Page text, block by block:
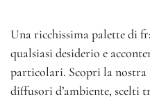
Una ricchissima palette di
qualsiasi desiderio e
particolari. Scopri la nostra
diffusori d’ambiente, scelti